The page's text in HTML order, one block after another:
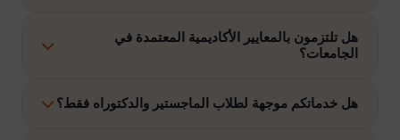
نوفر حلولًا متكاملة تشمل إعداد الرسائل العلمية، الاستشارات
الأكاديمية، التحليل الإحصائي، إعداد خطة البحث، نشر الأبحاث،
هل تلتزمون بالمعايير الأكاديمية المعتمدة في
الجامعات؟
نعم، نلتزم بتنفيذ جميع الأعمال وفق ضوابط الدراسات العليا
هل خدماتكم موجهة لطلاب الماجستير والدكتوراه فقط؟